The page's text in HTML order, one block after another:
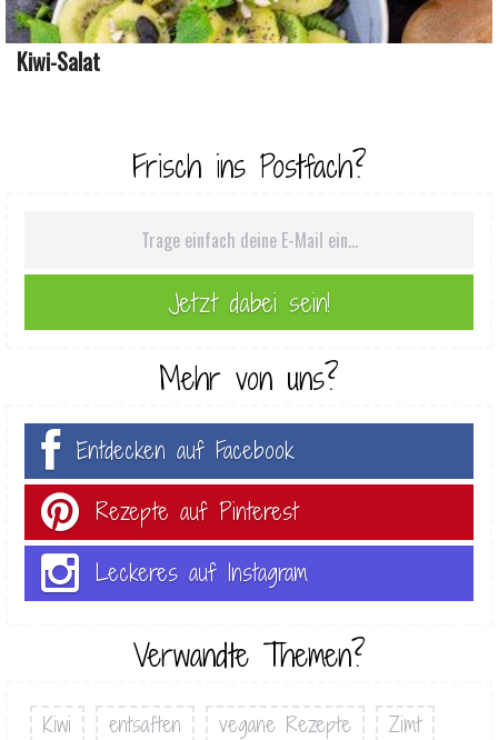
Kiwi-Salat
Frisch ins Postfach?
Mehr von uns?
Entdecken auf Facebook
Rezepte auf Pinterest
Leckeres auf Instagram
Verwandte Themen?
Kiwi entsaften vegane Rezepte Zimt